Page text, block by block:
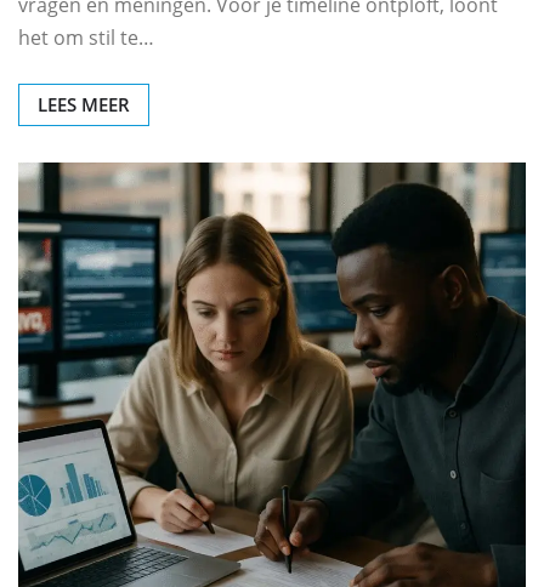
het om stil te…
LEES MEER